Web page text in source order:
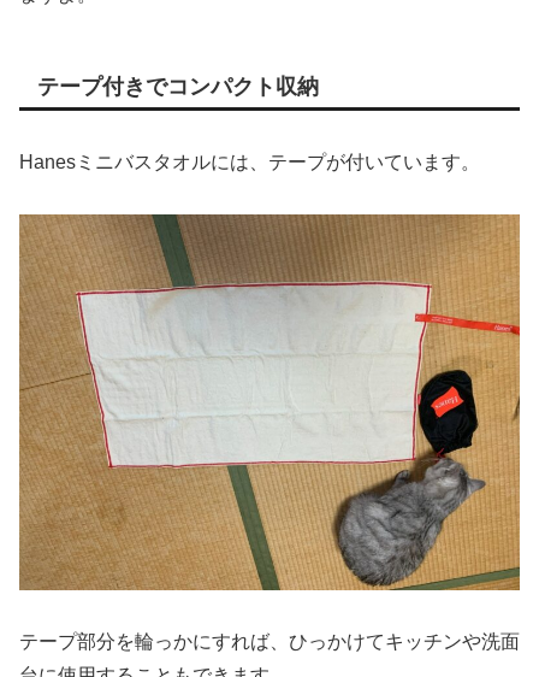
テープ付きでコンパクト収納
Hanesミニバスタオルには、テープが付いています。
テープ部分を輪っかにすれば、ひっかけてキッチンや洗面